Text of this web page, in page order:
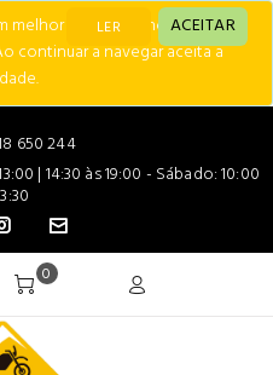
melhor desempenho e
continuar a navegar aceita a
LER ACEITAR
650 244
| 14:30 às 19:00 - Sábado: 10:00
0